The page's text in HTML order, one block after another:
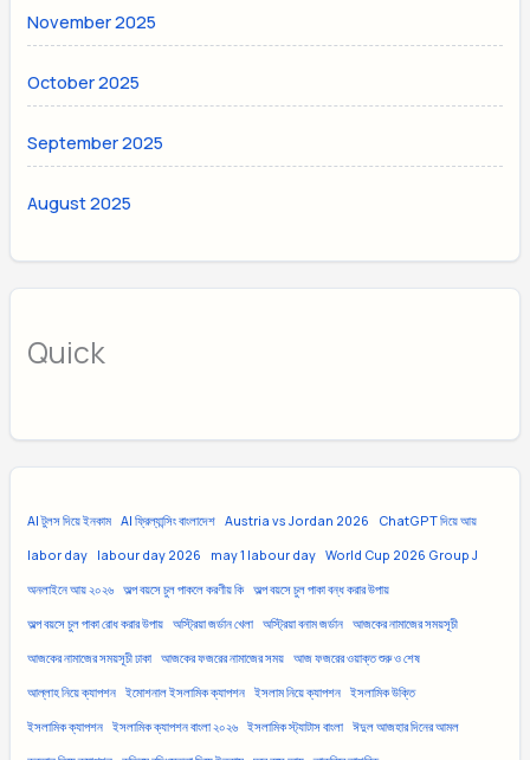
November 2025
October 2025
September 2025
August 2025
Quick
AI টুলস দিয়ে ইনকাম AI ফ্রিল্যান্সিং বাংলাদেশ Austria vs Jordan 2026 ChatGPT দিয়ে আয়
labor day labour day 2026 may 1 labour day World Cup 2026 Group J
অনলাইনে আয় ২০২৬ অল্প বয়সে চুল পাকলে করণীয় কি অল্প বয়সে চুল পাকা বন্ধ করার উপায়
অল্প বয়সে চুল পাকা রোধ করার উপায় অস্ট্রিয়া জর্ডান খেলা অস্ট্রিয়া বনাম জর্ডান আজকের নামাজের সময়সূচী
আজকের নামাজের সময়সূচী ঢাকা আজকের ফজরের নামাজের সময় আজ ফজরের ওয়াক্ত শুরু ও শেষ
আল্লাহ নিয়ে ক্যাপশন ইমোশনাল ইসলামিক ক্যাপশন ইসলাম নিয়ে ক্যাপশন ইসলামিক উক্তি
ইসলামিক ক্যাপশন ইসলামিক ক্যাপশন বাংলা ২০২৬ ইসলামিক স্ট্যাটাস বাংলা ঈদুল আজহার দিনের আমল